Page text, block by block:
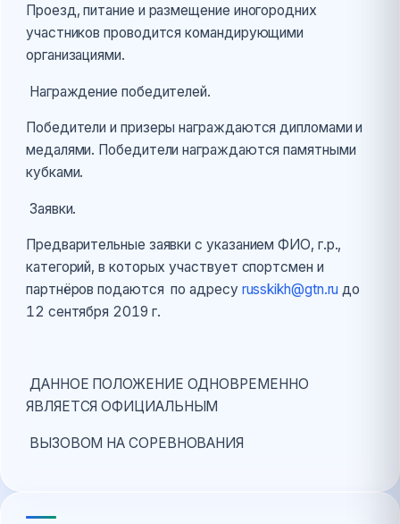
Проезд, питание и размещение иногородних
участников проводится командирующими
организациями.
Награждение победителей.
Победители и призеры награждаются дипломами и
медалями. Победители награждаются памятными
кубками.
Заявки.
Предварительные заявки с указанием ФИО, г.р.,
категорий, в которых участвует спортсмен и
партнёров подаются по адресу russkikh@gtn.ru до
12 сентября 2019 г.
ДАННОЕ ПОЛОЖЕНИЕ ОДНОВРЕМЕННО
ЯВЛЯЕТСЯ ОФИЦИАЛЬНЫМ
ВЫЗОВОМ НА СОРЕВНОВАНИЯ